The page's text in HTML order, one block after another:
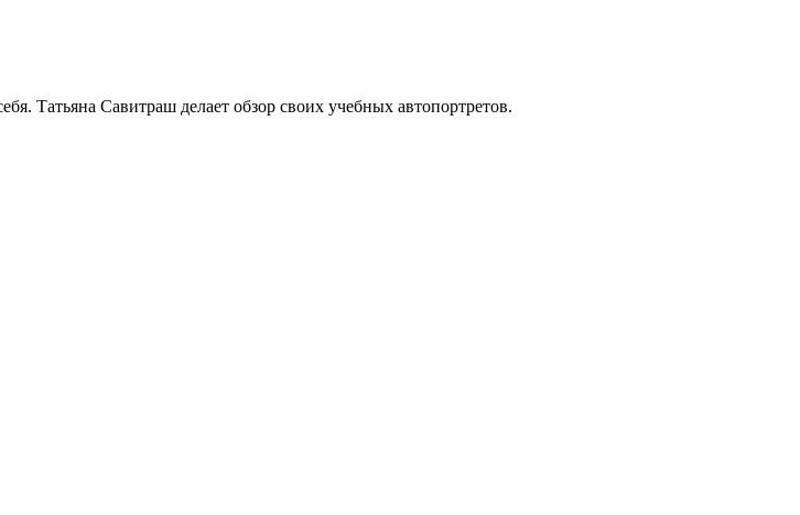
Татьяна Савитраш делает обзор своих учебных автопортретов.